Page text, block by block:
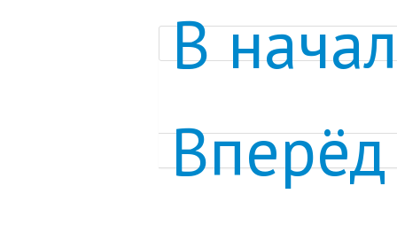
В
Вперёд